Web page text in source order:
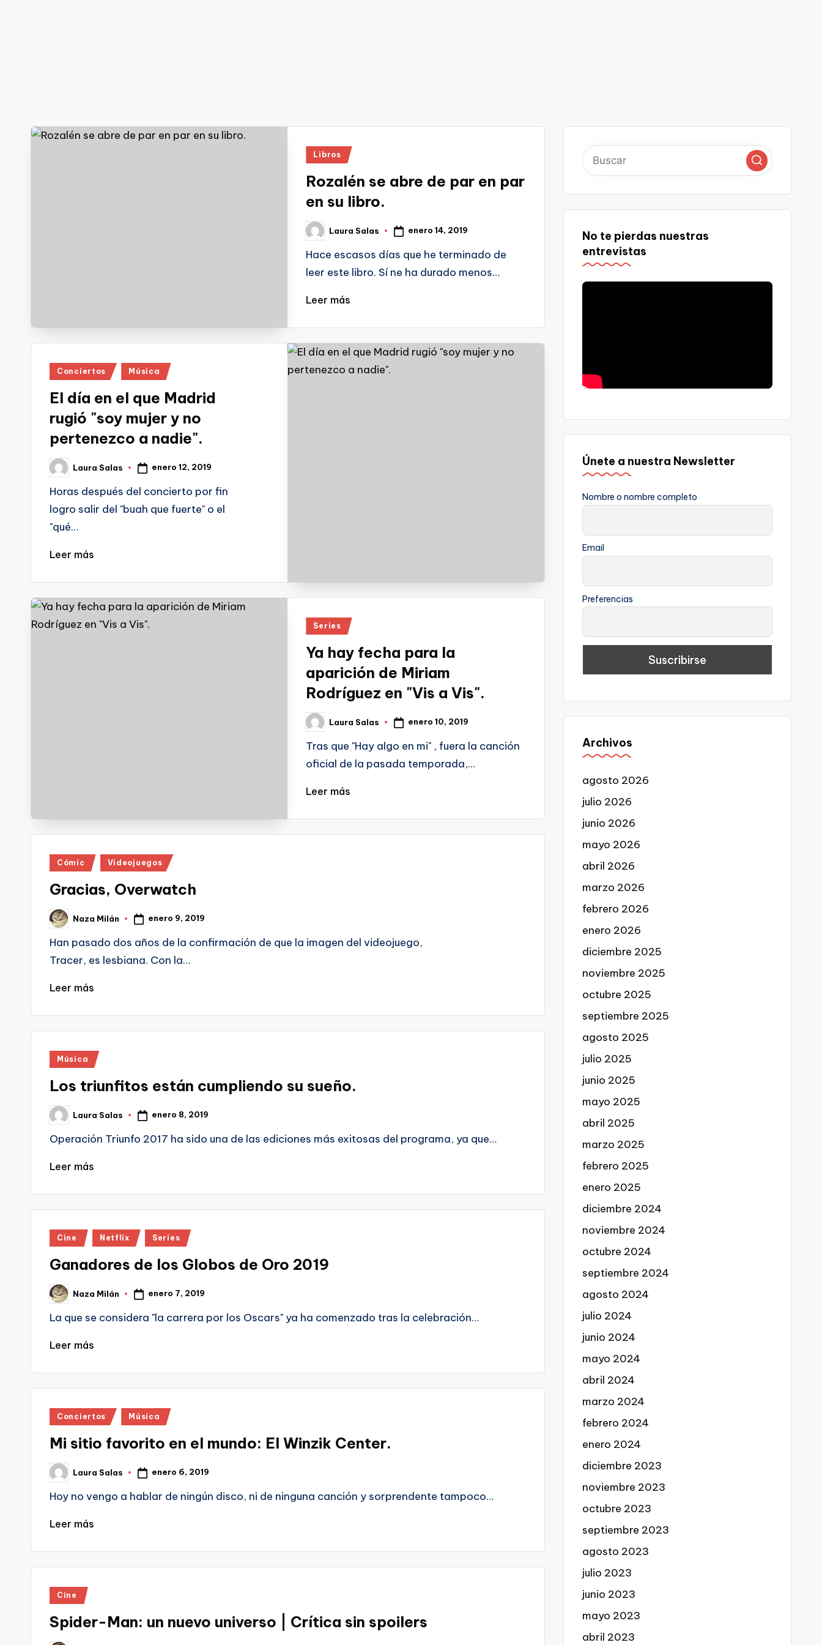
Publicado
Libros
Rozalén se abre de par en par
en su libro.
Publicado
por
Laura Salas enero 14, 2019
Hace escasos días que he terminado de
leer este libro. Sí ne ha durado menos…
Leer más
Publicado
Conciertos Música
El día en el que Madrid
rugió "soy mujer y no
pertenezco a nadie".
Publicado
por
Laura Salas enero 12, 2019
Horas después del concierto por fin
logro salir del "buah que fuerte" o el
"qué…
Leer más
Publicado
Series
Ya hay fecha para la
aparición de Miriam
Rodríguez en "Vis a Vis".
Publicado
por
Laura Salas enero 10, 2019
Tras que "Hay algo en mi" , fuera la canción
oficial de la pasada temporada,…
Leer más
Publicado
Cómic Videojuegos
Gracias, Overwatch
Publicado
por
Naza Milán enero 9, 2019
Han pasado dos años de la confirmación de que la imagen del videojuego,
Tracer, es lesbiana. Con la…
Leer más
Publicado
Música
Los triunfitos están cumpliendo su sueño.
Publicado
por
Laura Salas enero 8, 2019
Operación Triunfo 2017 ha sido una de las ediciones más exitosas del programa, ya que…
Leer más
Publicado
Cine Netflix Series
Ganadores de los Globos de Oro 2019
Publicado
por
Naza Milán enero 7, 2019
La que se considera "la carrera por los Oscars" ya ha comenzado tras la celebración…
Leer más
Publicado
Conciertos Música
Mi sitio favorito en el mundo: El Winzik Center.
Publicado
por
Laura Salas enero 6, 2019
Hoy no vengo a hablar de ningún disco, ni de ninguna canción y sorprendente tampoco…
Leer más
Publicado
Cine
Spider-Man: un nuevo universo | Crítica sin spoilers
No te pierdas nuestras
entrevistas
Únete a nuestra Newsletter
Nombre o nombre completo
Email
Preferencias
Archivos
agosto 2026
julio 2026
junio 2026
mayo 2026
abril 2026
marzo 2026
febrero 2026
enero 2026
diciembre 2025
noviembre 2025
octubre 2025
septiembre 2025
agosto 2025
julio 2025
junio 2025
mayo 2025
abril 2025
marzo 2025
febrero 2025
enero 2025
diciembre 2024
noviembre 2024
octubre 2024
septiembre 2024
agosto 2024
julio 2024
junio 2024
mayo 2024
abril 2024
marzo 2024
febrero 2024
enero 2024
diciembre 2023
noviembre 2023
octubre 2023
septiembre 2023
agosto 2023
julio 2023
junio 2023
mayo 2023
abril 2023